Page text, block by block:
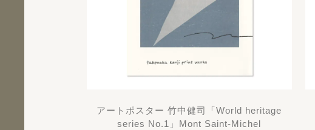
アートポスター 竹中健司「World heritage
series No.1」Mont Saint-Michel